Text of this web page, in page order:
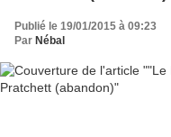
Publié le 19/01/2015 à 09:23
Par Nébal